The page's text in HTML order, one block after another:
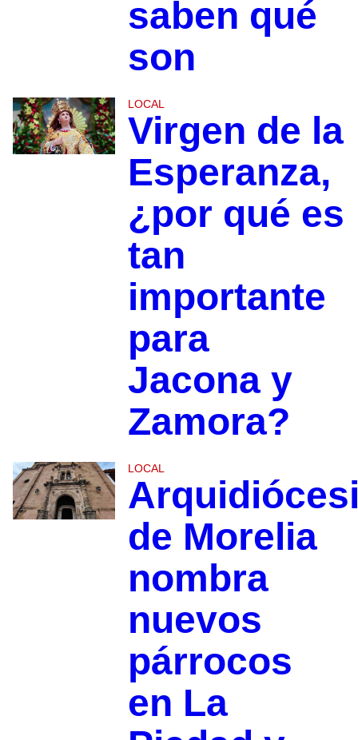
saben qué
son
LOCAL
Virgen de la
Esperanza,
¿por qué es
tan
importante
para
Jacona y
Zamora?
LOCAL
de Morelia
nombra
nuevos
párrocos
en La